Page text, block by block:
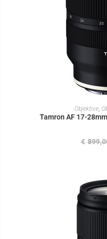
IN DEN
Objektive,
Tamron AF 17-
€